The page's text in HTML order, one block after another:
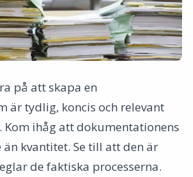
på att skapa en
är tydlig, koncis och relevant
Kom ihåg att dokumentationens
kvantitet. Se till att den är
de faktiska processerna.